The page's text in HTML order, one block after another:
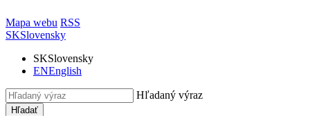
Mapa webu RSS
SKSlovensky
SKSlovensky
ENEnglish
Hľadaný výraz
Hľadať